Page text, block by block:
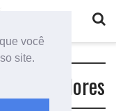
você
site.
flores